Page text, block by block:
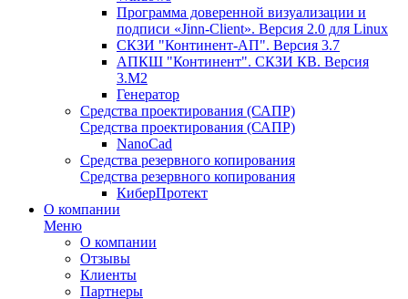
Программа доверенной визуализации и
подписи «Jinn-Client». Версия 2.0 для Linux
СКЗИ "Континент-АП". Версия 3.7
АПКШ "Континент". СКЗИ КВ. Версия
3.М2
Генератор
Средства проектирования (САПР)
Средства проектирования (САПР)
NanoCad
Средства резервного копирования
Средства резервного копирования
КиберПротект
О компании
Меню
О компании
Отзывы
Клиенты
Партнеры